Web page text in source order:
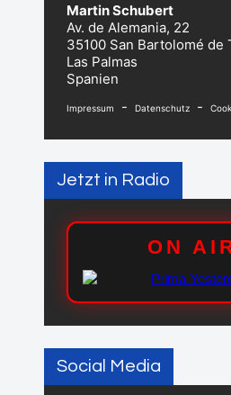
Martin Schubert
Av. de Alemania, 22
35100 San Bartolomé de
Las Palmas
Spanien
Impressum - Datenschutz -
Jetzt in Radio
Social Media